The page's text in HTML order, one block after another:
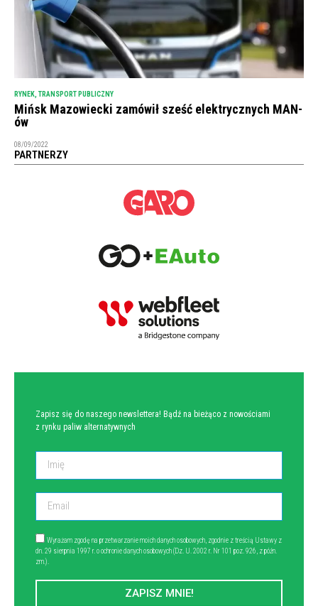
RYNEK TRANSPORT PUBLICZNY
Mińsk Mazowiecki zamówił sześć elektrycznych MAN-
ów
08/09/2022
PARTNERZY
Zapisz się do naszego newslettera! Bądź na bieżąco z nowościami
z rynku paliw alternatywnych
Wyrażam zgodę na przetwarzanie moich danych osobowych, zgodnie z treścią Ustawy z
dn. 29 sierpnia 1997 r. o ochronie danych osobowych (Dz. U. 2002 r. Nr 101 poz. 926, z późn.
zm.).
ZAPISZ MNIE!